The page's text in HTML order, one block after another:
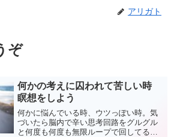
アリガト
ぞ
何かの考えに囚われて苦しい時
瞑想をしよう
何かに悩んでいる時、ウツっぽい時。気
づいたら脳内で辛い思考回路をグルグル
と何度も何度も無限ループで回してる時